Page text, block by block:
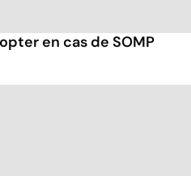
en cas de SOMP